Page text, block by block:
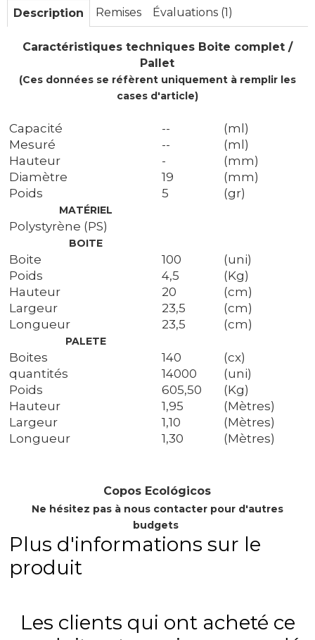
Description Remises Évaluations (1)
Caractéristiques techniques Boite complet /
Pallet
(Ces données se réfèrent uniquement à remplir les
cases d'article)
Capacité --
(ml)
Mesuré
--
(ml)
Hauteur
-
(mm)
Diamètre
19
(mm)
Poids
5 (gr)
MATÉRIEL
Polystyrène (PS)
BOITE
Boite 100
(uni)
Poids
4,5
(Kg)
Hauteur
20
(cm)
Largeur
23,5
(cm)
Longueur
23,5 (cm)
PALETE
Boites 140
(cx)
quantités
14000
(uni)
Poids
605,50
(Kg)
Hauteur
1,95
(Mètres)
Largeur
1,10
(Mètres)
Longueur
1,30 (Mètres)
Copos Ecológicos
Ne hésitez pas à nous contacter pour d'autres
budgets
Plus d'informations sur le
produit
Les clients qui ont acheté ce